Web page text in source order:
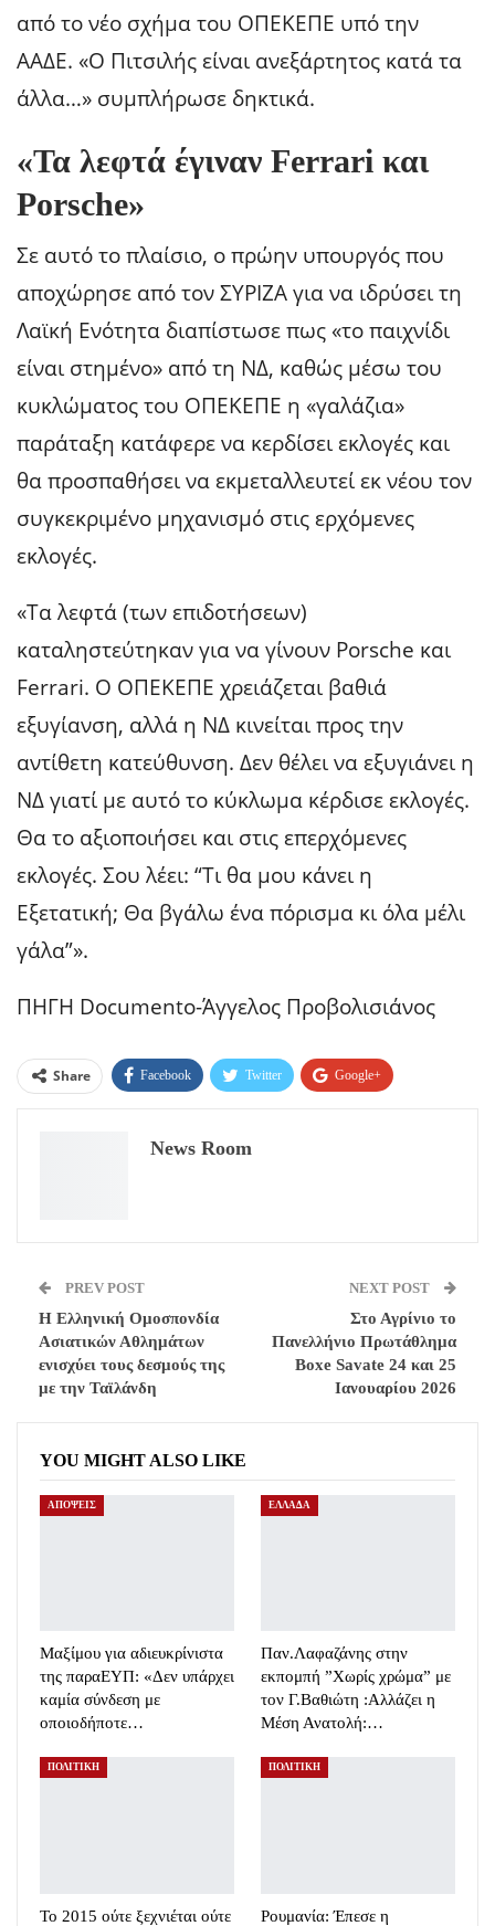
από το νέο σχήμα του ΟΠΕΚΕΠΕ υπό την
ΑΑΔΕ. «Ο Πιτσιλής είναι ανεξάρτητος κατά τα
άλλα…» συμπλήρωσε δηκτικά.
«Τα λεφτά έγιναν Ferrari και
Porsche»
Σε αυτό το πλαίσιο, ο πρώην υπουργός που
αποχώρησε από τον ΣΥΡΙΖΑ για να ιδρύσει τη
Λαϊκή Ενότητα διαπίστωσε πως «το παιχνίδι
είναι στημένο» από τη ΝΔ, καθώς μέσω του
κυκλώματος του ΟΠΕΚΕΠΕ η «γαλάζια»
παράταξη κατάφερε να κερδίσει εκλογές και
θα προσπαθήσει να εκμεταλλευτεί εκ νέου τον
συγκεκριμένο μηχανισμό στις ερχόμενες
εκλογές.
«Τα λεφτά (των επιδοτήσεων)
καταληστεύτηκαν για να γίνουν Porsche και
Ferrari. Ο ΟΠΕΚΕΠΕ χρειάζεται βαθιά
εξυγίανση, αλλά η ΝΔ κινείται προς την
αντίθετη κατεύθυνση. Δεν θέλει να εξυγιάνει η
ΝΔ γιατί με αυτό το κύκλωμα κέρδισε εκλογές.
Θα το αξιοποιήσει και στις επερχόμενες
εκλογές. Σου λέει: “Τι θα μου κάνει η
Εξετατική; Θα βγάλω ένα πόρισμα κι όλα μέλι
γάλα”».
ΠΗΓΗ Documento-Άγγελος Προβολισιάνος
Share Facebook Twitter Google+
News Room
PREV POST
Η Ελληνική Ομοσπονδία
Ασιατικών Αθλημάτων
ενισχύει τους δεσμούς της
με την Ταϊλάνδη
NEXT POST
Στο Αγρίνιο το
Πανελλήνιο Πρωτάθλημα
Boxe Savate 24 και 25
Ιανουαρίου 2026
YOU MIGHT ALSO LIKE
ΑΠΟΨΕΙΣ
Μαξίμου για αδιευκρίνιστα
της παραΕΥΠ: «Δεν υπάρχει
καμία σύνδεση με
οποιοδήποτε…
ΕΛΛΑΔΑ
Παν.Λαφαζάνης στην
εκπομπή ”Χωρίς χρώμα” με
τον Γ.Βαθιώτη :Αλλάζει η
Μέση Ανατολή:…
ΠΟΛΙΤΙΚΗ
To 2015 ούτε ξεχνιέται ούτε
ΠΟΛΙΤΙΚΗ
Ρουμανία: Έπεσε η